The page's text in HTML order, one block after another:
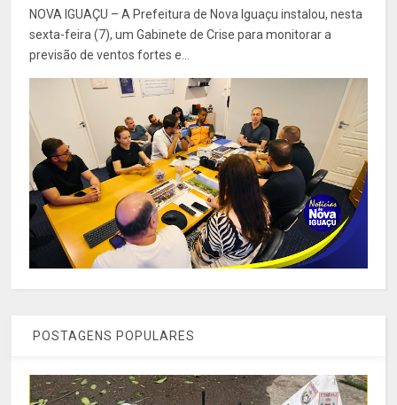
NOVA IGUAÇU – A Prefeitura de Nova Iguaçu instalou, nesta
sexta-feira (7), um Gabinete de Crise para monitorar a
previsão de ventos fortes e...
POSTAGENS POPULARES